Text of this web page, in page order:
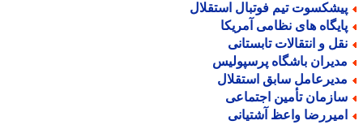
تیم فوتبال استقلال
های نظامی آمریکا
و انتقالات تابستانی
باشگاه پرسپولیس
سابق استقلال
تأمین اجتماعی
واعظ آشتیانی